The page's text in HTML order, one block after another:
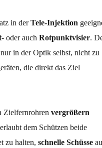
in der Tele-Injektion
- oder auch Rotpunktvisier.
in der Optik selbst, nicht zu
die direkt das Ziel
Zielfernrohren
dem Schützen beide
zu halten, schnelle Schüsse